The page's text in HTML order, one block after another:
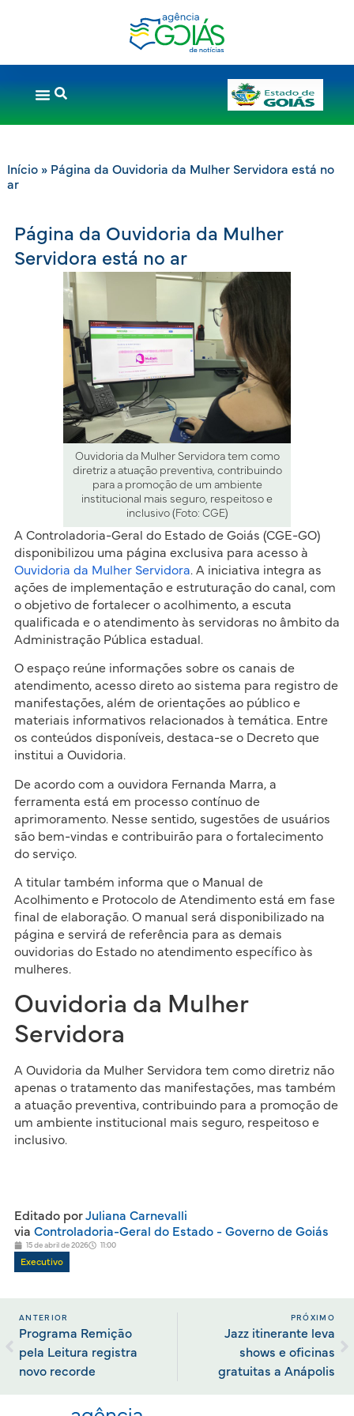
Início» Página da Ouvidoria da Mulher Servidora está no
ar
Página da Ouvidoria da Mulher
Servidora está no ar
Ouvidoria da Mulher Servidora tem como
diretriz a atuação preventiva, contribuindo
para a promoção de um ambiente
institucional mais seguro, respeitoso e
inclusivo (Foto: CGE)
A Controladoria-Geral do Estado de Goiás (CGE-GO)
disponibilizou uma página exclusiva para acesso à
Ouvidoria da Mulher Servidora. A iniciativa integra as
ações de implementação e estruturação do canal, com
o objetivo de fortalecer o acolhimento, a escuta
qualificada e o atendimento às servidoras no âmbito da
Administração Pública estadual.
O espaço reúne informações sobre os canais de
atendimento, acesso direto ao sistema para registro de
manifestações, além de orientações ao público e
materiais informativos relacionados à temática. Entre
os conteúdos disponíveis, destaca-se o Decreto que
institui a Ouvidoria.
De acordo com a ouvidora Fernanda Marra, a
ferramenta está em processo contínuo de
aprimoramento. Nesse sentido, sugestões de usuários
são bem-vindas e contribuirão para o fortalecimento
do serviço.
A titular também informa que o Manual de
Acolhimento e Protocolo de Atendimento está em fase
final de elaboração. O manual será disponibilizado na
página e servirá de referência para as demais
ouvidorias do Estado no atendimento específico às
mulheres.
Ouvidoria da Mulher
Servidora
A Ouvidoria da Mulher Servidora tem como diretriz não
apenas o tratamento das manifestações, mas também
a atuação preventiva, contribuindo para a promoção de
um ambiente institucional mais seguro, respeitoso e
inclusivo.
Editado porJuliana Carnevalli
via Controladoria-Geral do Estado - Governo de Goiás
15 de abril de 2026 11:00
Executivo
ANTERIOR
Programa Remição
pela Leitura registra
novo recorde
PRÓXIMO
Jazz itinerante leva
shows e oficinas
gratuitas a Anápolis